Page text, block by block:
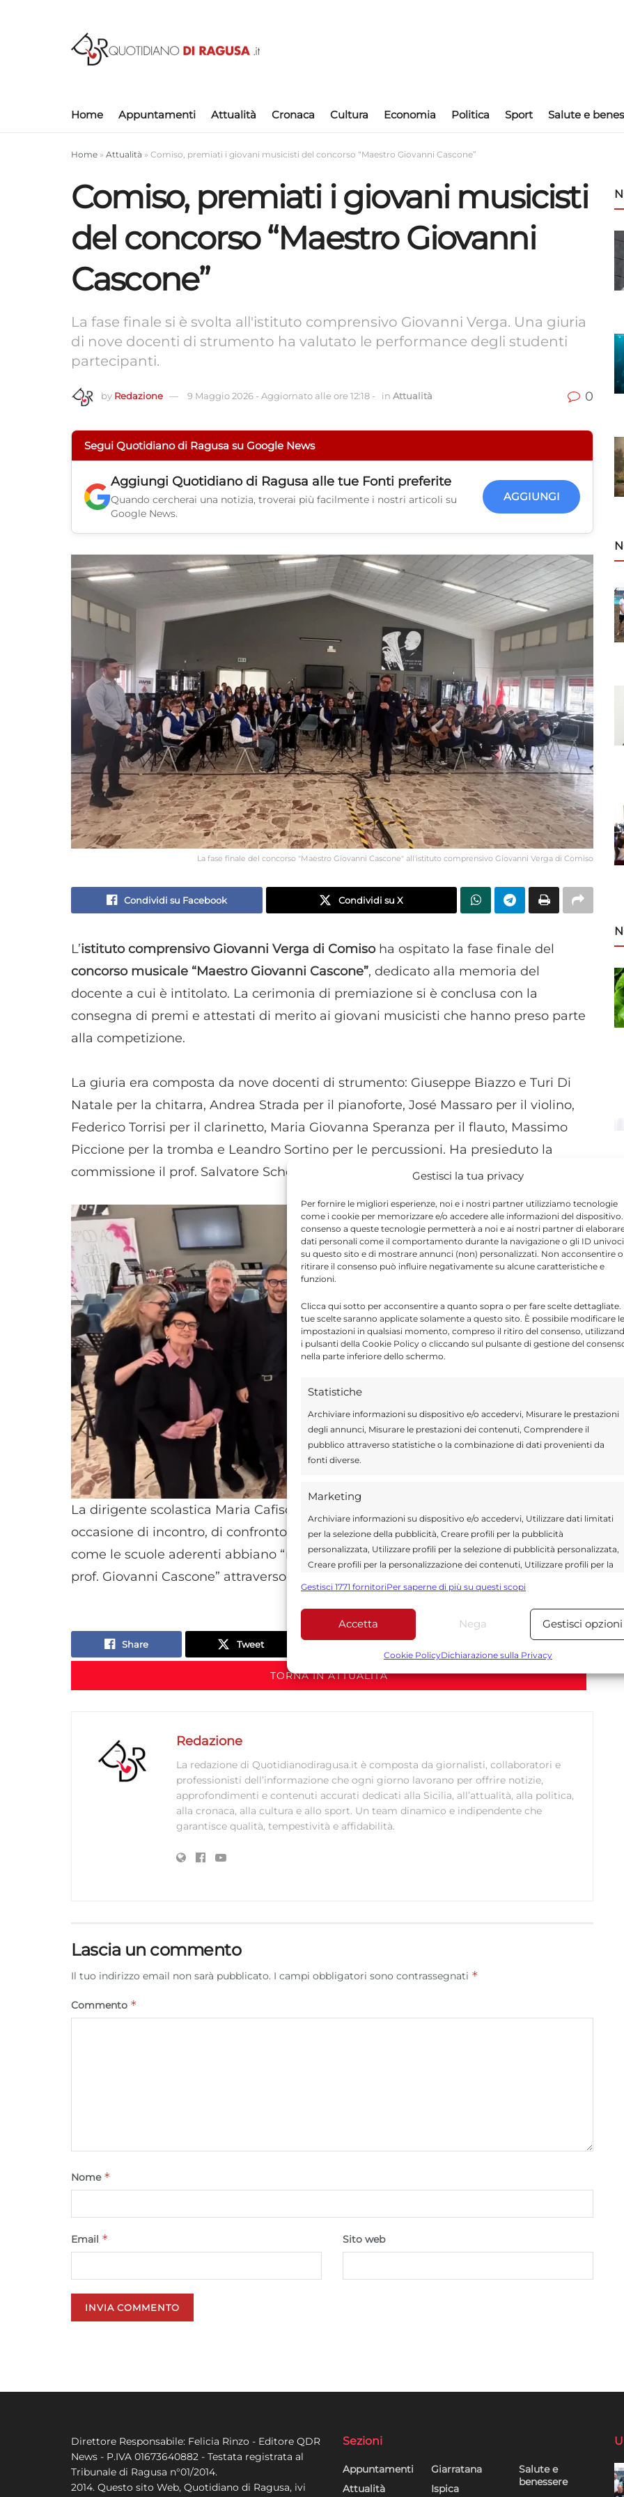
Gestisci la tua privacy
Per fornire le migliori esperienze, noi e i nostri partner utilizziamo tecnologie
come i cookie per memorizzare e/o accedere alle informazioni del
consenso a queste tecnologie permetterà a noi e ai nostri partner di
dati personali come il comportamento durante la navigazione o gli ID univoci
su questo sito e di mostrare annunci (non) personalizzati. Non acconsentire o
ritirare il consenso può influire negativamente su alcune caratteristiche e
funzioni.
Clicca qui sotto per acconsentire a quanto sopra o per fare scelte dettagliate.
tue scelte saranno applicate solamente a questo sito. È possibile modificare le
impostazioni in qualsiasi momento, compreso il ritiro del consenso,
i pulsanti della Cookie Policy o cliccando sul pulsante di gestione del
nella parte inferiore dello schermo.
Statistiche
Archiviare informazioni su dispositivo e/o accedervi, Misurare le prestazioni
degli annunci, Misurare le prestazioni dei contenuti, Comprendere il
pubblico attraverso statistiche o la combinazione di dati provenienti da
fonti diverse.
Marketing
Archiviare informazioni su dispositivo e/o accedervi, Utilizzare dati limitati
per la selezione della pubblicità, Creare profili per la pubblicità
personalizzata, Utilizzare profili per la selezione di pubblicità personalizzata,
Creare profili per la personalizzazione dei contenuti, Utilizzare profili per la
Utilizzare dati limitati per la selezione dei contenuti.
Funzionalità Sempre
Abbinare e combinare dati provenienti da altre fonti di dati,
Garantire la sicurezza, prevenire e rilevare frodi,
correggere errori, Erogare e presentare
pubblicità e contenuto, Salvare e comunicare le
scelte sulla privacy.
Sempre
Gestisci 1771 fornitoriPer saperne di più su questi scopi
Accetta Nega Gestisci opzioni
Cookie PolicyDichiarazione sulla Privacy
Home Appuntamenti Attualità Cronaca Cultura Economia Politica Sport Salute e
Home » Attualità » Comiso, premiati i giovani musicisti del concorso “Maestro Giovanni Cascone”
Comiso, premiati i giovani musicisti
del concorso “Maestro Giovanni
Cascone”
La fase finale si è svolta all'istituto comprensivo Giovanni Verga. Una giuria
di nove docenti di strumento ha valutato le performance degli studenti
partecipanti.
by Redazione 9 Maggio 2026 - Aggiornato alle ore 12:18 - in Attualità 0
Segui Quotidiano di Ragusa su Google News
Aggiungi Quotidiano di Ragusa alle tue Fonti preferite
Quando cercherai una notizia, troverai più facilmente i nostri articoli su
Google News.
AGGIUNGI
La fase finale del concorso "Maestro Giovanni Cascone" all'istituto comprensivo Giovanni Verga di Comiso
Condividi su Facebook Condividi su X
L’istituto comprensivo Giovanni Verga di Comisoha ospitato la fase finale del
concorso musicale “Maestro Giovanni Cascone”, dedicato alla memoria del
docente a cui è intitolato. La cerimonia di premiazione si è conclusa con la
consegna di premi e attestati di merito ai giovani musicisti che hanno preso parte
alla competizione.
La giuria era composta da nove docenti di strumento: Giuseppe Biazzo e Turi Di
Natale per la chitarra, Andrea Strada per il pianoforte, José Massaro per il violino,
Federico Torrisi per il clarinetto, Maria Giovanna Speranza per il flauto, Massimo
Piccione per la tromba e Leandro Sortino per le percussioni. Ha presieduto la
commissione il prof. Salvatore Schembari.
La dirigente scolastica Maria Cafiso ha definito l’iniziativa “una importante
occasione di incontro, di confronto, di crescita e di condivisione”, sottolineando
come le scuole aderenti abbiano “reso omaggio alla memoria del nostro amato
prof. Giovanni Cascone” attraverso le esibizioni degli studenti.
Share Tweet
TORNA IN ATTUALITÀ
Redazione
La redazione di Quotidianodiragusa.it è composta da giornalisti, collaboratori e
professionisti dell’informazione che ogni giorno lavorano per offrire notizie,
approfondimenti e contenuti accurati dedicati alla Sicilia, all’attualità, alla politica,
alla cronaca, alla cultura e allo sport. Un team dinamico e indipendente che
garantisce qualità, tempestività e affidabilità.
Lascia un commento
Il tuo indirizzo email non sarà pubblicato. I campi obbligatori sono contrassegnati *
Commento *
Nome *
Email * Sito web
Direttore Responsabile: Felicia Rinzo - Editore QDR
News - P.IVA 01673640882 - Testata registrata al
Tribunale di Ragusa n°01/2014.
2014. Questo sito Web, Quotidiano di Ragusa, ivi
Sezioni
Appuntamenti
Attualità
Giarratana
Ispica
Salute e
benessere